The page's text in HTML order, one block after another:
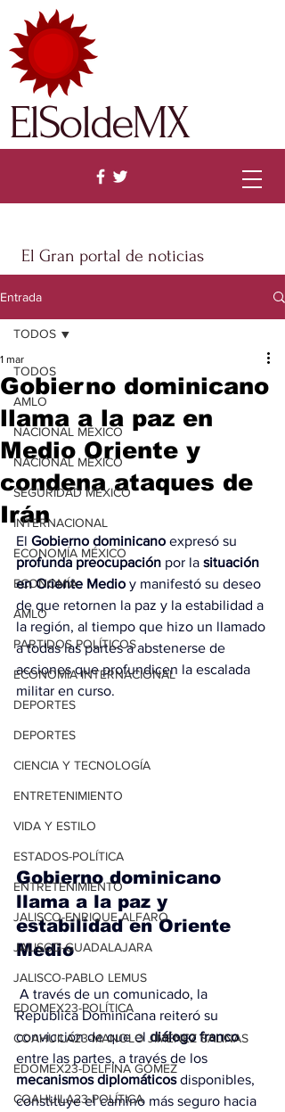
El Gran portal de noticias
ElSoldeMX
Entrada
TODOS
AMLO
NACIONAL MÉXICO
NACIONAL MÉXICO
SEGURIDAD MÉXICO
INTERNACIONAL
ECONOMÍA MÉXICO
ECONOMÍA
AMLO
PARTIDOS POLÍTICOS
ECONOMÍA INTERNACIONAL
DEPORTES
DEPORTES
CIENCIA Y TECNOLOGÍA
ENTRETENIMIENTO
VIDA Y ESTILO
ESTADOS-POLÍTICA
ENTRETENIMIENTO
JALISCO-ENRIQUE ALFARO
JALISCO-GUADALAJARA
JALISCO-PABLO LEMUS
EDOMEX23-POLÍTICA
COAHUILA23-MANOLO JIMÉNEZ SALINAS
EDOMEX23-DELFINA GÓMEZ
COAHUILA23-POLÍTICA
TODOS
Gobierno dominicano
llama a la paz en
Medio Oriente y
condena ataques de
Irán
1 mar
El Gobierno dominicano expresó su
profunda preocupación por la situación
en Oriente Medio y manifestó su deseo
de que retornen la paz y la estabilidad a
la región, al tiempo que hizo un llamado
a todas las partes a abstenerse de
acciones que profundicen la escalada
militar en curso.
Gobierno dominicano
llama a la paz y
estabilidad en Oriente
Medio
A través de un comunicado, la
República Dominicana reiteró su
convicción de que el diálogo franco
entre las partes, a través de los
mecanismos diplomáticos disponibles,
constituye el camino más seguro hacia